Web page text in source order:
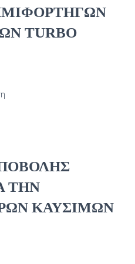
TURBO
ΤΗΝ
ΚΑΥΣΙΜΩΝ